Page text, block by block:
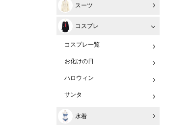
スーツ
コスプレ
コスプレ一覧
お化けの日
ハロウィン
サンタ
水着